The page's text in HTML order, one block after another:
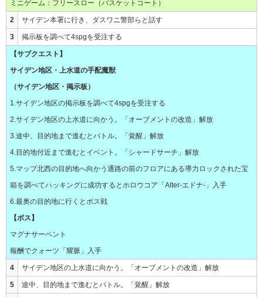
ミニゲーム：フリースロー（バスケットコート）
2 サイデン本署に行き、ダスワニ警部らと話す
3 掲示板を調べて4spgを受注する
【サブクエスト】
サイデン地区・上水道の手配魔獣
（サイデン地区・掲示板）
1.サイデン地区の掲示板を調べて4spgを受注する
2.サイデン地区の上水道に向かう。「オーブメントの改造」解放
3.途中、目的地まで進むとバトル。「覚醒」解放
4.目的地付近まで進むとイベント。「シャードサーチ」解放
5.マップ北西の目的地へ向かう通路の前のフロアにある導力ロックされた宝
箱を調べてハッキングに成功するとホロウコア「 Alter-エドナ- 」入手
6.最奥の目的地に行くとボス戦
【ボス】
マグナサーペント
報酬でクォーツ「 耀脈 」入手
4 サイデン地区の上水道に向かう。「オーブメントの改造」解放
5 途中、目的地まで進むとバトル。「覚醒」解放